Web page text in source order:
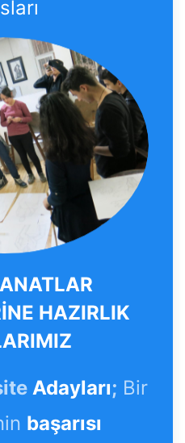
HAZIRLIK
Adayları; Bir
başarısı